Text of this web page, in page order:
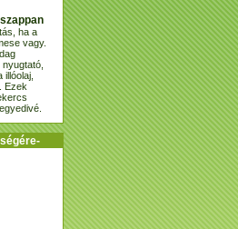
ha a
vagy.
illóolaj,
Ezek